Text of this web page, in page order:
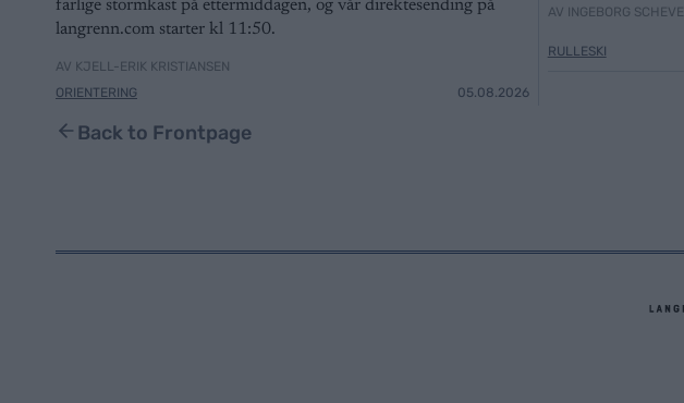
farlige stormkast på ettermiddagen, og vår direktesending på
langrenn.com starter kl 11:50.
AV KJELL-ERIK KRISTIANSEN
ORIENTERING
05.08.2026
AV INGEBORG SCHEVE
RULLESKI
Back to Frontpage